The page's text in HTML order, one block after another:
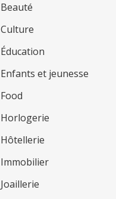
Beauté
Culture
Éducation
Enfants et jeunesse
Food
Horlogerie
Hôtellerie
Immobilier
Joaillerie